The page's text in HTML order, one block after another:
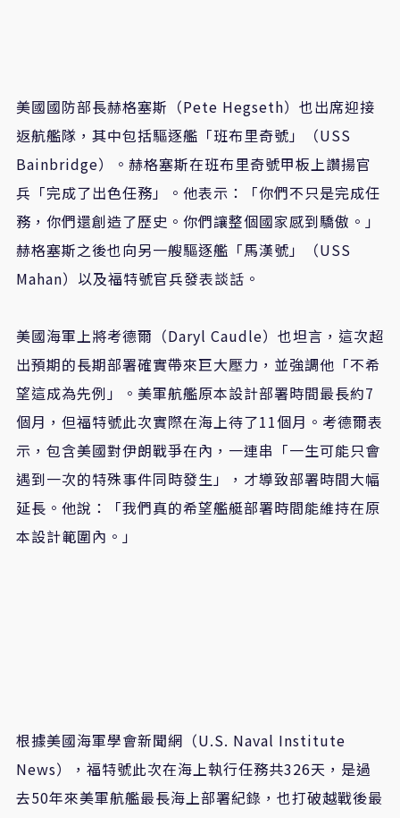
美國國防部長赫格塞斯（Pete Hegseth）也出席迎接
返航艦隊，其中包括驅逐艦「班布里奇號」（USS
Bainbridge）。赫格塞斯在班布里奇號甲板上讚揚官
兵「完成了出色任務」。他表示：「你們不只是完成任
務，你們還創造了歷史。你們讓整個國家感到驕傲。」
赫格塞斯之後也向另一艘驅逐艦「馬漢號」（USS
Mahan）以及福特號官兵發表談話。
美國海軍上將考德爾（Daryl Caudle）也坦言，這次超
出預期的長期部署確實帶來巨大壓力，並強調他「不希
望這成為先例」。美軍航艦原本設計部署時間最長約7
個月，但福特號此次實際在海上待了11個月。考德爾表
示，包含美國對伊朗戰爭在內，一連串「一生可能只會
遇到一次的特殊事件同時發生」，才導致部署時間大幅
延長。他說：「我們真的希望艦艇部署時間能維持在原
本設計範圍內。」
根據美國海軍學會新聞網（U.S. Naval Institute
News），福特號此次在海上執行任務共326天，是過
去50年來美軍航艦最長海上部署紀錄，也打破越戰後最